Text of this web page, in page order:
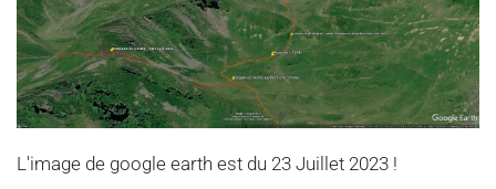
L'image de google earth est du 23 Juillet 2023 !